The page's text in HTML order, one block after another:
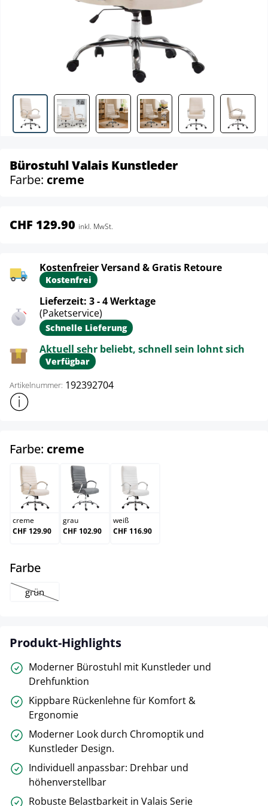
Bürostuhl Valais Kunstleder
Farbe: creme
CHF 129.90 inkl. MwSt.
Kostenfreier Versand & Gratis Retoure
Kostenfrei
Lieferzeit: 3 - 4 Werktage
(Paketservice)
Schnelle Lieferung
Aktuell sehr beliebt, schnell sein lohnt sich
Verfügbar
Artikelnummer: 192392704
Weitere Produktinformationen anzeigen
Farbe: creme
creme
creme
CHF 129.90
grau
grau
CHF 102.90
weiß
weiß
CHF 116.90
Farbeauswählen
grün
(Diese Option ist zurzeit nicht verfügbar.)
Produkt-Highlights
Moderner Bürostuhl mit Kunstleder und
Drehfunktion
Kippbare Rückenlehne für Komfort &
Ergonomie
Moderner Look durch Chromoptik und
Kunstleder Design.
Individuell anpassbar: Drehbar und
höhenverstellbar
Robuste Belastbarkeit in Valais Serie